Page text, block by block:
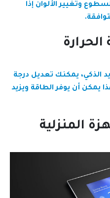
وتغيير الألوان إذا
الذكي، يمكنك تعديل درجة
يمكن أن يوفر الطاقة ويزيد